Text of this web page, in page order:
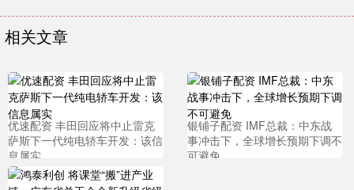
相关文章
优速配资 丰田回应将中止雷克
萨斯下一代纯电轿车开发：该信
息属实
银铺子配资 IMF总裁：中东战
事冲击下，全球增长预期下调不
可避免